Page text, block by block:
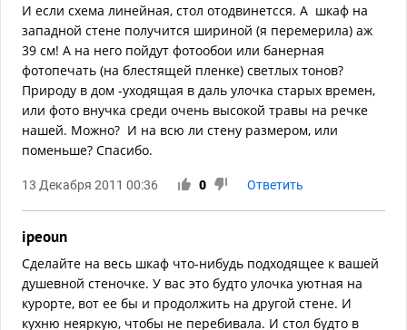
И если схема линейная, стол отодвинетсся. А шкаф на
западной стене получится шириной (я перемерила) аж
39 см! А на него пойдут фотообои или банерная
фотопечать (на блестящей пленке) светлых тонов?
Природу в дом -уходящая в даль улочка старых времен,
или фото внучка среди очень высокой травы на речке
нашей. Можно? И на всю ли стену размером, или
поменьше? Спасибо.
13 Декабря 2011 00:36 0 Ответить
ipeoun
Сделайте на весь шкаф что-нибудь подходящее к вашей
душевной стеночке. У вас это будто улочка уютная на
курорте, вот ее бы и продолжить на другой стене. И
кухню неяркую, чтобы не перебивала. И стол будто в